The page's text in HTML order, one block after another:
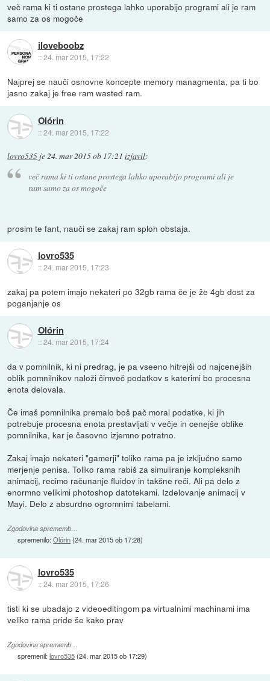
več rama ki ti ostane prostega lahko uporabijo programi ali je ram
samo za os mogoče
iloveboobz
::24. mar 2015, 17:22
Najprej se nauči osnovne koncepte memory managmenta, pa ti bo
jasno zakaj je free ram wasted ram.
Olórin
::24. mar 2015, 17:22
lovro535 je24. mar 2015 ob 17:21 izjavil:
več rama ki ti ostane prostega lahko uporabijo programi ali je
ram samo za os mogoče
prosim te fant, nauči se zakaj ram sploh obstaja.
lovro535
::24. mar 2015, 17:23
zakaj pa potem imajo nekateri po 32gb rama če je že 4gb dost za
poganjanje os
Olórin
::24. mar 2015, 17:24
da v pomnilnik, ki ni predrag, je pa vseeno hitrejši od najcenejših
oblik pomnilnikov naloži čimveč podatkov s katerimi bo procesna
enota delovala.
Če imaš pomnilnika premalo boš pač moral podatke, ki jih
potrebuje procesna enota prestavljati v večje in cenejše oblike
pomnilnika, kar je časovno izjemno potratno.
Zakaj imajo nekateri "gamerji" toliko rama pa je izključno samo
merjenje penisa. Toliko rama rabiš za simuliranje kompleksnih
animacij, recimo računanje fluidov in takšne reči. Ali pa delo z
enormno velikimi photoshop datotekami. Izdelovanje animacij v
Mayi. Delo z absurdno ogromnimi tabelami.
Zgodovina sprememb…
spremenilo:Olórin(24. mar 2015 ob 17:28)
lovro535
::24. mar 2015, 17:26
tisti ki se ubadajo z videoeditingom pa virtualnimi machinami ima
veliko rama pride še kako prav
Zgodovina sprememb…
spremenil:lovro535(24. mar 2015 ob 17:29)